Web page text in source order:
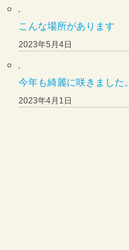
こんな場所があります
2023年5月4日
今年も綺麗に咲きました。
2023年4月1日